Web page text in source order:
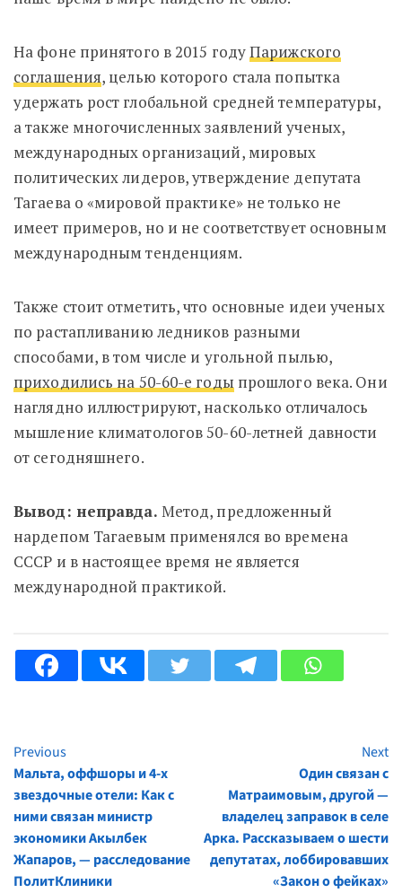
На фоне принятого в 2015 годуПарижского
соглашения, целью которого стала попытка
удержать рост глобальной средней температуры,
а также многочисленных заявлений ученых,
международных организаций, мировых
политических лидеров, утверждение депутата
Тагаева о «мировой практике» не только не
имеет примеров, но и не соответствует основным
международным тенденциям.
Также стоит отметить, что основные идеи ученых
по растапливанию ледников разными
способами, в том числе и угольной пылью,
приходились на 50-60-е годы прошлого века. Они
наглядно иллюстрируют, насколько отличалось
мышление климатологов 50-60-летней давности
от сегодняшнего.
Вывод: неправда. Метод, предложенный
нардепом Тагаевым применялся во времена
СССР и в настоящее время не является
международной практикой.
Continue
Reading
Previous
Мальта, оффшоры и 4-х
звездочные отели: Как с
ними связан министр
экономики Акылбек
Жапаров, — расследование
ПолитКлиники
Next
Один связан с
Матраимовым, другой —
владелец заправок в селе
Арка. Рассказываем о шести
депутатах, лоббировавших
«Закон о фейках»